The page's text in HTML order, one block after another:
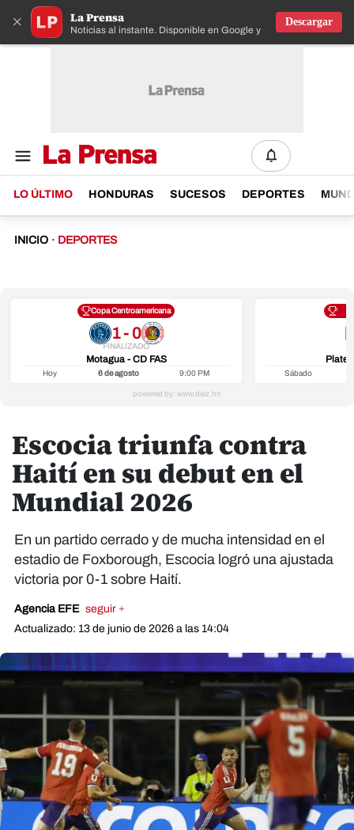
× La Prensa
Noticias al instante. Disponible en Google y IOS
Descargar
LO ÚLTIMO HONDURAS SUCESOS DEPORTES
INICIO · DEPORTES
Copa Centroamericana
1 - 0
FINALIZADO
Motagua - CD FAS
Hoy 6 de agosto 9:00 PM Sábado
Escocia triunfa contra
Haití en su debut en el
Mundial 2026
En un partido cerrado y de mucha intensidad en el
estadio de Foxborough, Escocia logró una ajustada
victoria por 0-1 sobre Haití.
Agencia EFE seguir +
Actualizado: 13 de junio de 2026 a las 14:04